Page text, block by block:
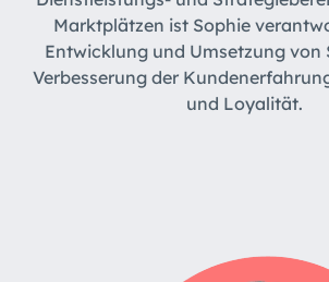
Marktplätzen ist Sophie
Entwicklung und Umsetzung von
Verbesserung der
und Loyalität.